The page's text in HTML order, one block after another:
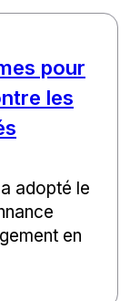
pour
les
adopté le
en